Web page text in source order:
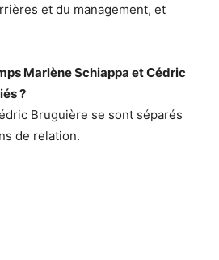
et du management, et
Marlène Schiappa et Cédric
?
Bruguière se sont séparés
de relation.